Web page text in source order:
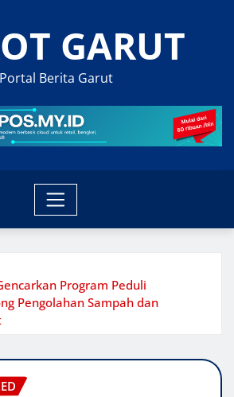
GARUT
Portal Berita Garut
Program Peduli
Pengolahan Sampah dan